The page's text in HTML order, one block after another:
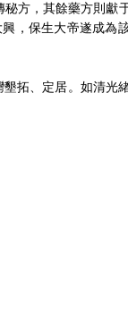
方，其餘藥方則獻
，保生大帝遂成為
拓、定居。如清光